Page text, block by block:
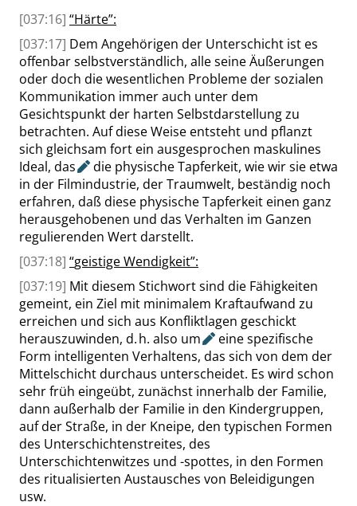
[037:16] “Härte”:
[037:17] Dem Angehörigen der Unterschicht ist es
offenbar selbstverständlich, alle seine Äußerungen
oder doch die wesentlichen Probleme der sozialen
Kommunikation immer auch unter dem
Gesichtspunkt der harten Selbstdarstellung zu
betrachten. Auf diese Weise entsteht und pflanzt
sich gleichsam fort ein ausgesprochen maskulines
Ideal, das
die physische Tapferkeit, wie wir sie etwa
in der Filmindustrie, der Traumwelt, beständig noch
erfahren, daß diese physische Tapferkeit einen ganz
herausgehobenen und das Verhalten im Ganzen
regulierenden Wert darstellt.
[037:18] “geistige Wendigkeit”:
[037:19] Mit diesem Stichwort sind die Fähigkeiten
gemeint, ein Ziel mit minimalem Kraftaufwand zu
erreichen und sich aus Konfliktlagen geschickt
herauszuwinden, d. h. also um
eine spezifische
Form intelligenten Verhaltens, das sich von dem der
Mittelschicht durchaus unterscheidet. Es wird schon
sehr früh eingeübt, zunächst innerhalb der Familie,
dann außerhalb der Familie in den Kindergruppen,
auf der Straße, in der Kneipe, den typischen Formen
des Unterschichtenstreites, des
Unterschichtenwitzes und -spottes, in den Formen
des ritualisierten Austausches von Beleidigungen
usw.